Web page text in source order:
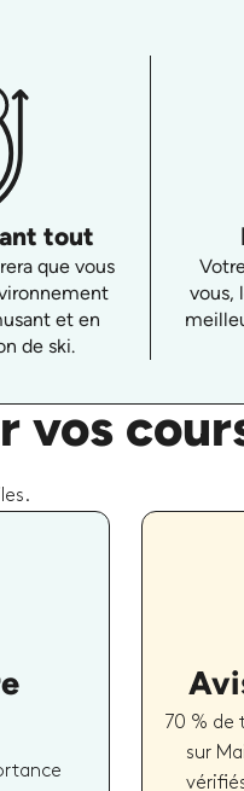
tout
que vous
et en
de ski.
vous,
vos
70 % de
sur